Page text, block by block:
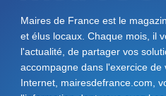
Maires de France est le
et élus locaux. Chaque mois, il
l'actualité, de partager vos
accompagne dans l'exercice de
Internet, mairesdefrance.com,